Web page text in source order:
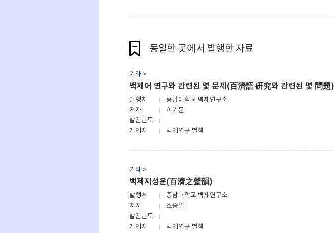
동일한 곳에서 발행한 자료
기타 >
백제어 연구와 관련된 몇 문제(百濟語 硏究와 관련된 몇 問題)
발행처
충남대학교 백제연구소
저자
이기문
발간년도
게제지
백제연구 별책
기타 >
백제지성운(百濟之聲韻)
발행처
충남대학교 백제연구소
저자
조종업
발간년도
게제지
백제연구 별책